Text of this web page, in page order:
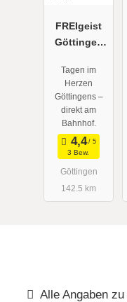
FREIgeist
Göttingen
A Member of
Hotels™
Tagen im
Herzen
Göttingens –
direkt am
Bahnhof.
3 Bew.
Göttingen
142.5 km
Alle Angaben zu